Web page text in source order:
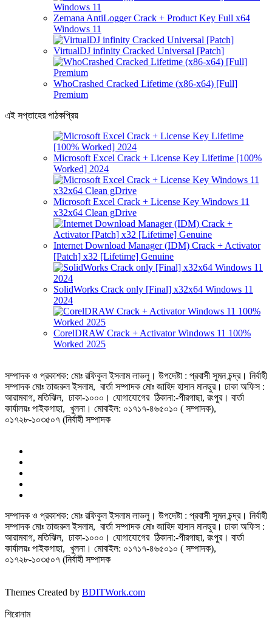
Zemana AntiLogger Crack + Product Key Full x64
Windows 11
VirtualDJ infinity Cracked Universal [Patch]
WhoCrashed Cracked Lifetime (x86-x64) [Full]
Premium
এই সপ্তাহের পাঠকপ্রিয়
Microsoft Excel Crack + License Key Lifetime [100%
Worked] 2024
Microsoft Excel Crack + License Key Windows 11
x32x64 Clean gDrive
Internet Download Manager (IDM) Crack + Activator
[Patch] x32 [Lifetime] Genuine
SolidWorks Crack only [Final] x32x64 Windows 11
2024
CorelDRAW Crack + Activator Windows 11 100%
Worked 2025
সম্পাদক ও প্রকাশক: মোঃ রফিকুল ইসলাম লাভলু। উপদেষ্টা : প্রবাসী সুমন চন্দ্র। নির্বাহী
সম্পাদক মোঃ তাজরুল‌‌ ইসলাম, বার্তা সম্পাদক মোঃ জাহিদ হাসান মানছুর। ঢাকা অফিস :
আরামবাগ, মতিঝিল, ঢাকা-১০০০। যোগাযোগের ঠিকানা:-পীরগাছা‌, রংপুর। বার্তা
কার্যালয়ঃ পাইকগাছা, খুলনা। মোবাইল: ০১৭১৭-৪৬৫০১০ ( সম্পাদক),
০১৭২৮-১০৩৫০৭ (নির্বাহী সম্পাদক
সম্পাদক ও প্রকাশক: মোঃ রফিকুল ইসলাম লাভলু। উপদেষ্টা : প্রবাসী সুমন চন্দ্র। নির্বাহী
সম্পাদক মোঃ তাজরুল‌‌ ইসলাম, বার্তা সম্পাদক মোঃ জাহিদ হাসান মানছুর। ঢাকা অফিস :
আরামবাগ, মতিঝিল, ঢাকা-১০০০। যোগাযোগের ঠিকানা:-পীরগাছা‌, রংপুর। বার্তা
কার্যালয়ঃ পাইকগাছা, খুলনা। মোবাইল: ০১৭১৭-৪৬৫০১০ ( সম্পাদক),
০১৭২৮-১০৩৫০৭ (নির্বাহী সম্পাদক
Themes Created by BDITWork.com
শিরোনাম